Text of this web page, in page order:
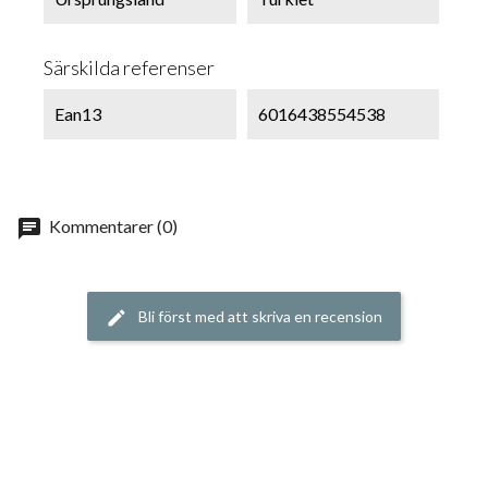
Särskilda referenser
Ean13 6016438554538
chat Kommentarer (0)
edit Bli först med att skriva en recension